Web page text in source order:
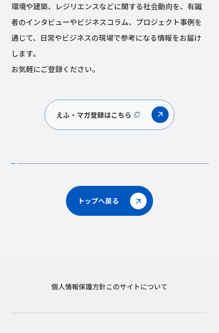
環境や建築、レジリエンスなどに関する社会動向を、有識
者のインタビューやビジネスコラム、プロジェクト事例を
通じて、日常やビジネスの現場で参考になる情報をお届け
します。
お気軽にご登録ください。
えふ・マガ登録はこちら
トップへ戻る
個人情報保護方針このサイトについて